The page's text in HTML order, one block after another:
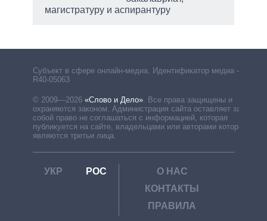
магистратуру и аспирантуру
Субъект в сфере онлайн-медиа. Идентификатор медиа –
R40-05063
© 2009—2026 «Слово и Дело». Все права защищены и
охраняются законом. Администрация сайта оставляет за
собой право не соглашаться с информацией, которая
публикуется на сайте, владельцами или авторами которой
являются третьи лица.
УКР РОС
О НАС
КОНТАКТЫ
ПРАВИЛА